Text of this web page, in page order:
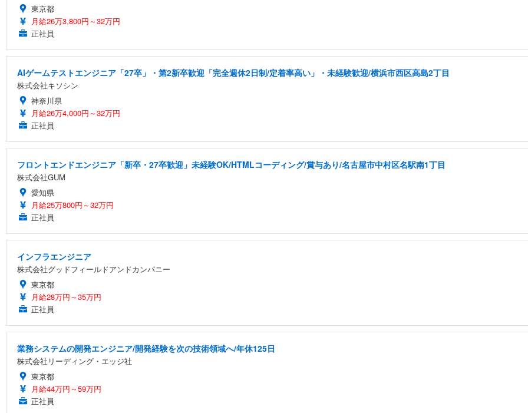
東京都
月給26万3,800円～32万円
正社員
AIゲームテストエンジニア「27卒」・第2新卒歓迎「完全週休2日制/定着率高い」・未経験歓迎/横浜市西区高島2丁目
株式会社キソシン
神奈川県
月給26万4,000円～32万円
正社員
フロントエンドエンジニア「新卒・27卒歓迎」未経験OK/HTMLコーディング/賞与あり/名古屋市中村区名駅南1丁目
株式会社GUM
愛知県
月給25万800円～32万円
正社員
インフラエンジニア
株式会社グッドフィールドアンドカンパニー
東京都
月給28万円～35万円
正社員
業務システムの開発エンジニア/開発経験を次の技術領域へ/年休125日
株式会社リーディング・エッジ社
東京都
月給44万円～59万円
正社員